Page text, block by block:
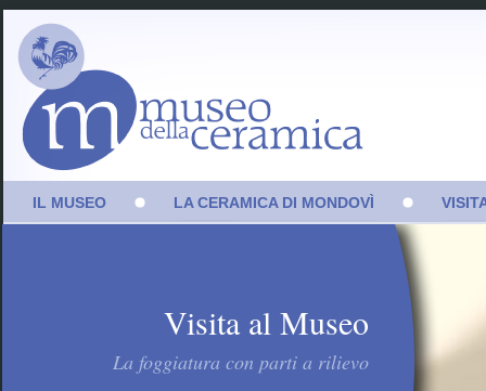
IL MUSEO
Mondovì e il territorio
LA CERAMICA DI MONDOVÌ
Il ciclo produttivo
Visita al Museo
La foggiatura con parti a rilievo